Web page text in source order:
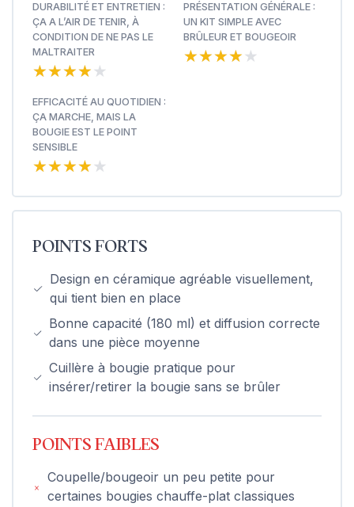
DURABILITÉ ET ENTRETIEN :
ÇA A L’AIR DE TENIR, À
CONDITION DE NE PAS LE
MALTRAITER
★★★★★
★★★★★
PRÉSENTATION GÉNÉRALE :
UN KIT SIMPLE AVEC
BRÛLEUR ET BOUGEOIR
★★★★★
★★★★★
EFFICACITÉ AU QUOTIDIEN :
ÇA MARCHE, MAIS LA
BOUGIE EST LE POINT
SENSIBLE
★★★★★
★★★★★
POINTS FORTS
Design en céramique agréable visuellement,
qui tient bien en place
Bonne capacité (180 ml) et diffusion correcte
dans une pièce moyenne
Cuillère à bougie pratique pour
insérer/retirer la bougie sans se brûler
POINTS FAIBLES
Coupelle/bougeoir un peu petite pour
certaines bougies chauffe-plat classiques